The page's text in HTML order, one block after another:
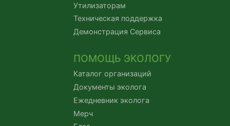
Утилизаторам
Техническая поддержка
Демонстрация Сервиса
ПОМОЩЬ ЭКОЛОГУ
Каталог организаций
Документы эколога
Ежедневник эколога
Мерч